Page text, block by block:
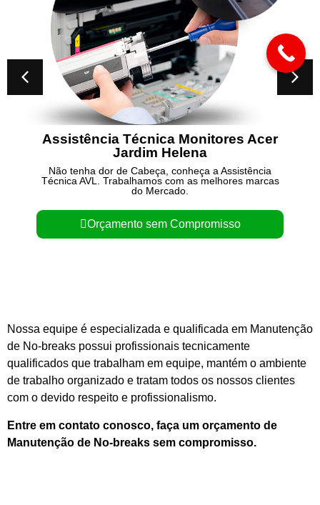
Assistência Técnica Monitores Acer
Jardim Helena
Não tenha dor de Cabeça, conheça a Assistência
Técnica AVL. Trabalhamos com as melhores marcas
do Mercado.
Orçamento sem Compromisso
Nossa equipe é especializada e qualificada em Manutenção
de No-breaks possui profissionais tecnicamente
qualificados que trabalham em equipe, mantém o ambiente
de trabalho organizado e tratam todos os nossos clientes
com o devido respeito e profissionalismo.
Entre em contato conosco, faça um orçamento de
Manutenção de No-breaks sem compromisso.